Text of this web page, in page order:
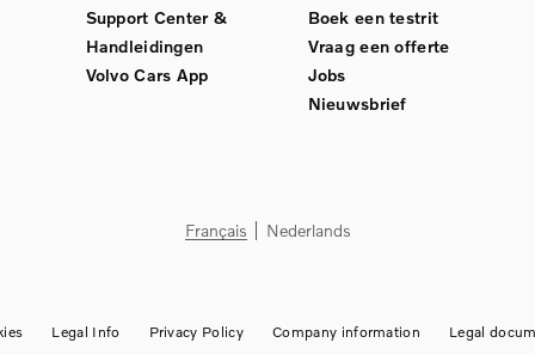
Support Center &
Handleidingen
Volvo Cars App
Boek een testrit
Vraag een offerte
Jobs
Nieuwsbrief
Français Nederlands
Legal Info Privacy Policy Company information Legal